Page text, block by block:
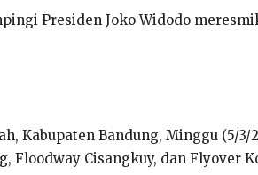
Presiden Joko Widodo
Kabupaten Bandung, Minggu (5/3/
Floodway Cisangkuy, dan Flyover